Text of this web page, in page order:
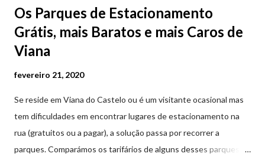
Os Parques de Estacionamento
Grátis, mais Baratos e mais Caros de
Viana
fevereiro 21, 2020
Se reside em Viana do Castelo ou é um visitante ocasional mas
tem dificuldades em encontrar lugares de estacionamento na
rua (gratuitos ou a pagar), a solução passa por recorrer a
parques. Comparámos os tarifários de alguns desses parques de